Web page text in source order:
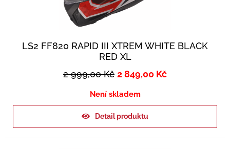
LS2 FF820 RAPID III XTREM WHITE BLACK
RED XL
2 999,00Kč 2 849,00 Kč
Není skladem
Detail produktu